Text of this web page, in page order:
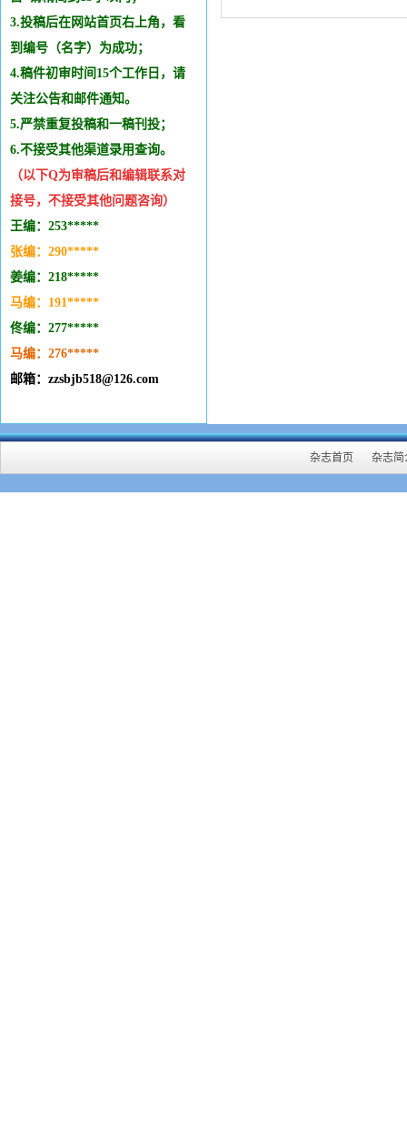
3.投稿后在网站首页右上角，看
到编号（名字）为成功；
4.稿件初审时间15个工作日，请
关注公告和邮件通知。
5.严禁重复投稿和一稿刊投；
6.不接受其他渠道录用查询。
（以下Q为审稿后和编辑联系对
接号，不接受其他问题咨询）
王编：253*****
张编：290*****
姜编：218*****
马编：191*****
佟编：277*****
马编：276*****
邮箱：zzsbjb518@126.com
杂志首页 杂志简